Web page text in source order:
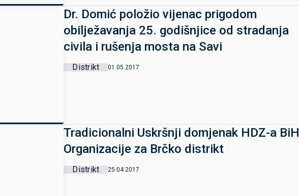
Dr. Domić položio vijenac prigodom
obilježavanja 25. godišnjice od stradanja
civila i rušenja mosta na Savi
Distrikt 01.05.2017
Tradicionalni Uskršnji domjenak HDZ-a BiH
Organizacije za Brčko distrikt
Distrikt 25.04.2017